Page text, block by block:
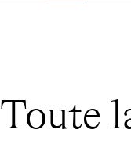
Toute